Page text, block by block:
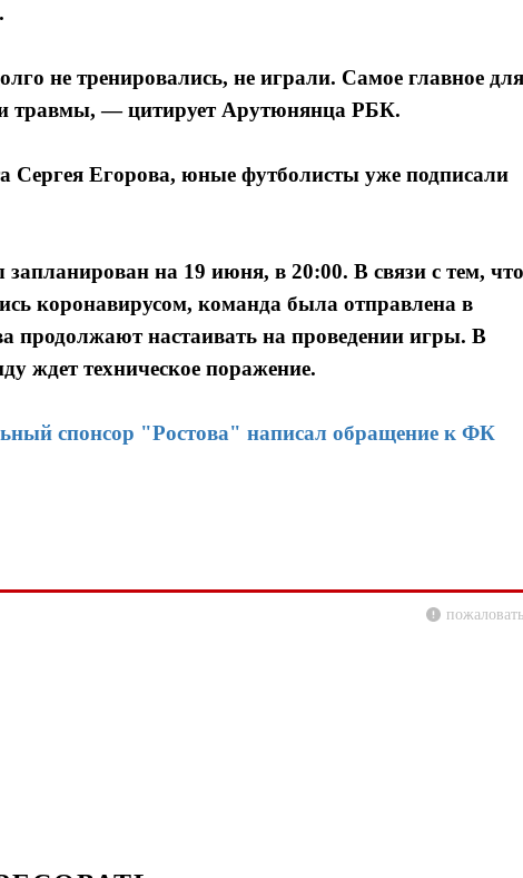
не тренировались, не играли. Самое главное для
травмы, — цитирует Арутюнянца РБК.
Сергея Егорова, юные футболисты уже подписали
на 19 июня, в 20:00. В связи с тем, что
коронавирусом, команда была отправлена в
продолжают настаивать на проведении игры. В
ждет техническое поражение.
спонсор "Ростова" написал обращение к ФК